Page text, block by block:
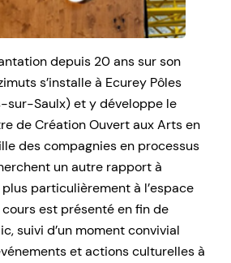
depuis 20 ans sur son
s’installe à Ecurey Pôles
sur-Saulx) et y développe le
de Création Ouvert aux Arts en
des compagnies en processus
un autre rapport à
particulièrement à l’espace
est présenté en fin de
suivi d’un moment convivial
et actions culturelles à